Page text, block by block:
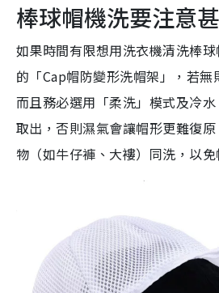
棒球帽機洗要注意
如果時間有限想用洗衣機清洗棒
的「Cap帽防變形洗帽架」，若無
而且務必選用「柔洗」模式及冷
取出，否則濕氣會讓帽形更難復
物（如牛仔褲、大褸）同洗，以免